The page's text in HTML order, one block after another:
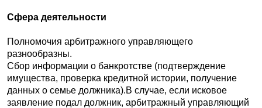
Сфера деятельности
Полномочия арбитражного управляющего
разнообразны.
Сбор информации о банкротстве (подтверждение
имущества, проверка кредитной истории, получение
данных о семье должника).В случае, если исковое
заявление подал должник, арбитражный управляющий